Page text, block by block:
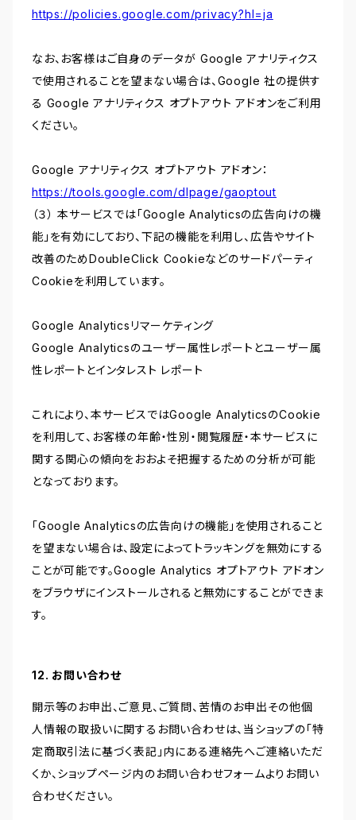
https://policies.google.com/privacy?hl=ja
なお、お客様はご自身のデータが Google アナリティクス
で使用されることを望まない場合は、Google 社の提供す
る Google アナリティクス オプトアウト アドオンをご利用
ください。
Google アナリティクス オプトアウト アドオン：
https://tools.google.com/dlpage/gaoptout
（３） 本サービスでは「Google Analyticsの広告向けの機
能」を有効にしており、下記の機能を利用し、広告やサイト
改善のためDoubleClick Cookieなどのサードパーティ
Cookieを利用しています。
Google Analyticsリマーケティング
Google Analyticsのユーザー属性レポートとユーザー属
性レポートとインタレスト レポート
これにより、本サービスではGoogle AnalyticsのCookie
を利用して、お客様の年齢・性別・閲覧履歴・本サービスに
関する関心の傾向をおおよそ把握するための分析が可能
となっております。
「Google Analyticsの広告向けの機能」を使用されること
を望まない場合は、設定によってトラッキングを無効にする
ことが可能です。Google Analytics オプトアウト アドオン
をブラウザにインストールされると無効にすることができま
す。
12. お問い合わせ
開示等のお申出、ご意見、ご質問、苦情のお申出その他個
人情報の取扱いに関するお問い合わせは、当ショップの「特
定商取引法に基づく表記」内にある連絡先へご連絡いただ
くか、ショップページ内のお問い合わせフォームよりお問い
合わせください。